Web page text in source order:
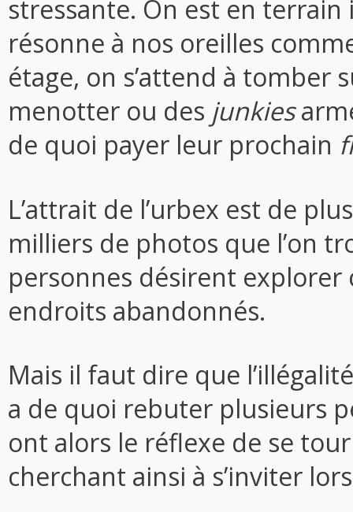
stressante. On est en
résonne à nos oreilles
étage, on s’attend à tomber
menotter ou des junkies
de quoi payer leur prochain
L’attrait de l’urbex est de
milliers de photos que l’on
personnes désirent
endroits abandonnés.
Mais il faut dire que
a de quoi rebuter plusieurs
ont alors le réflexe de se
cherchant ainsi à s’inviter